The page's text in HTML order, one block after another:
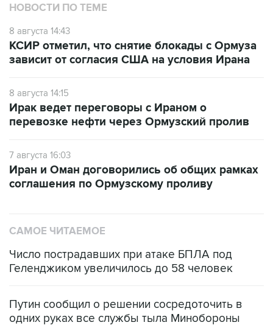
НОВОСТИ ПО ТЕМЕ
8 августа 14:43
КСИР отметил, что снятие блокады с Ормуза
зависит от согласия США на условия Ирана
8 августа 14:15
Ирак ведет переговоры с Ираном о
перевозке нефти через Ормузский пролив
7 августа 16:03
Иран и Оман договорились об общих рамках
соглашения по Ормузскому проливу
САМОЕ ЧИТАЕМОЕ
Число пострадавших при атаке БПЛА под
Геленджиком увеличилось до 58 человек
Путин сообщил о решении сосредоточить в
одних руках все службы тыла Минобороны